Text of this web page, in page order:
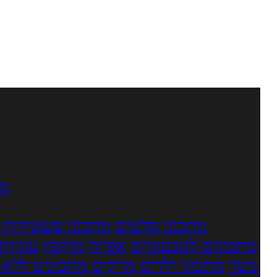
מתכוני סלטים מתכוני פשטידות
מתכונים לטבעוניים אפייה מוקפץ עוגיות
בשר מתכוני ילדים מרקים מתכונים ללא